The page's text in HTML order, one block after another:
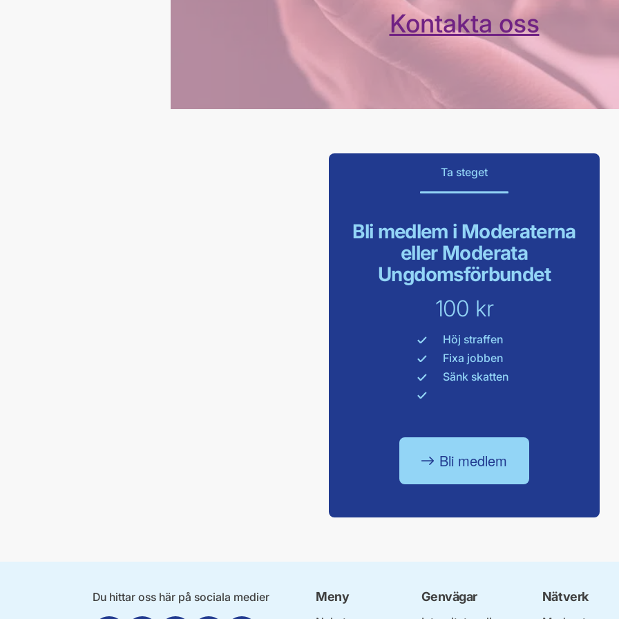
Kontakta oss
Ta steget
Bli medlem i Moderaterna
eller Moderata
Ungdomsförbundet
100 kr
Höj straffen
Fixa jobben
Sänk skatten
Bli medlem
Du hittar oss här på sociala medier
Meny Genvägar Nätverk